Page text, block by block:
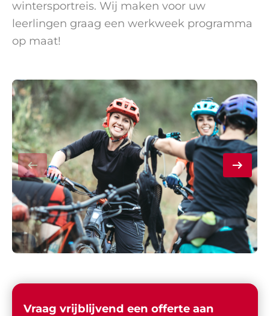
wintersportreis. Wij maken voor uw
leerlingen graag een werkweek programma
op maat!
Vraag vrijblijvend een offerte aan